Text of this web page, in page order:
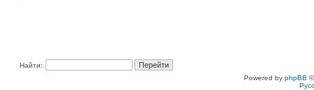
Найти:
Powered by phpBB